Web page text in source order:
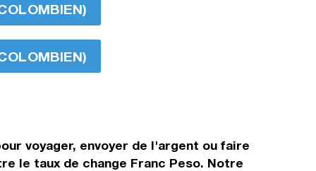
voyager, envoyer de l'argent ou faire
le taux de change Franc Peso. Notre